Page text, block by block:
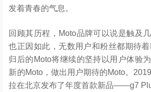
发着青春的气息。
回顾其历程，Moto品牌可以说是触及
也正因如此，无数用户和粉丝都期待
归后的Moto将继续的坚持以用户体验
新的Moto，做出用户期待的Moto。
拉在北京发布了年度首款新品——g7